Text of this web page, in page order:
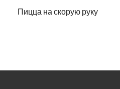
Пицца на скорую руку